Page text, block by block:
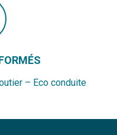
– Eco conduite